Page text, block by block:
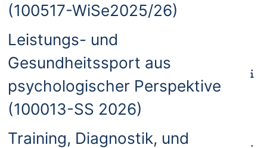
(100517-WiSe2025/26)
Leistungs- und
Gesundheitssport aus
psychologischer Perspektive
(100013-SS 2026)
Training, Diagnostik, und